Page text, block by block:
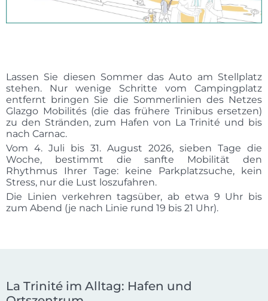
Lassen Sie diesen Sommer das Auto am Stellplatz
stehen. Nur wenige Schritte vom Campingplatz
entfernt bringen Sie die Sommerlinien des Netzes
Glazgo Mobilités (die das frühere Trinibus ersetzen)
zu den Stränden, zum Hafen von La Trinité und bis
nach Carnac.
Vom 4. Juli bis 31. August 2026, sieben Tage die
Woche, bestimmt die sanfte Mobilität den
Rhythmus Ihrer Tage: keine Parkplatzsuche, kein
Stress, nur die Lust loszufahren.
Die Linien verkehren tagsüber, ab etwa 9 Uhr bis
zum Abend (je nach Linie rund 19 bis 21 Uhr).
La Trinité im Alltag: Hafen und